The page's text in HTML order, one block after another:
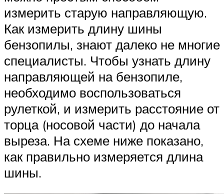
измерить старую направляющую.
Как измерить длину шины
бензопилы, знают далеко не многие
специалисты. Чтобы узнать длину
направляющей на бензопиле,
необходимо воспользоваться
рулеткой, и измерить расстояние от
торца (носовой части) до начала
выреза. На схеме ниже показано,
как правильно измеряется длина
шины.